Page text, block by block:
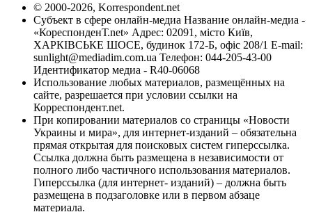
© 2000-2026, Korrespondent.net
Субъект в сфере онлайн-медиа Название онлайн-медиа -
«КореспонденТ.net» Адрес: 02091, місто Київ,
ХАРКІВСЬКЕ ШОСЕ, будинок 172-Б, офіс 208/1 E-mail:
sunlight@mediadim.com.ua Телефон: 044-205-43-00
Идентификатор медиа - R40-06068
Использование любых материалов, размещённых на
сайте, разрешается при условии ссылки на
Корреспондент.net.
При копировании материалов со страницы «Новости
Украины и мира», для интернет-изданий – обязательна
прямая открытая для поисковых систем гиперссылка.
Ссылка должна быть размещена в независимости от
полного либо частичного использования материалов.
Гиперссылка (для интернет- изданий) – должна быть
размещена в подзаголовке или в первом абзаце
материала.